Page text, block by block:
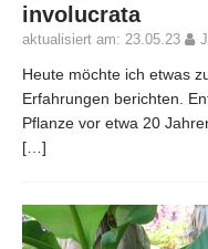
involucrata
aktualisiert am: 23.05.23
Heute möchte ich etwas
Erfahrungen berichten.
Pflanze vor etwa 20
[…]